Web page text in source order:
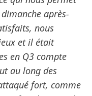
après-
nous
et il était
en Q3 compte
au long des
fort, comme